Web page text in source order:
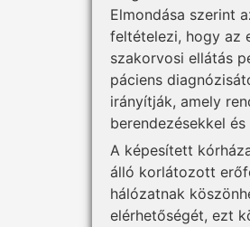
Elmondása szerint
feltételezi, hogy az
szakorvosi ellátás
páciens
irányítják, amely
berendezésekkel
A képesített
álló korlátozott
hálózatnak
elérhetőségét, ezt